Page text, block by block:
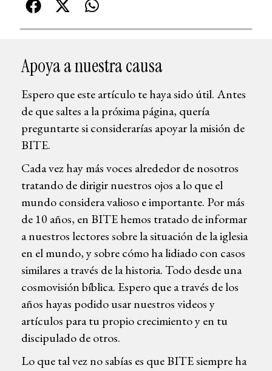
Apoya a nuestra causa
Espero que este artículo te haya sido útil. Antes
de que saltes a la próxima página, quería
preguntarte si considerarías apoyar la misión de
BITE.
Cada vez hay más voces alrededor de nosotros
tratando de dirigir nuestros ojos a lo que el
mundo considera valioso e importante. Por más
de 10 años, en BITE hemos tratado de informar
a nuestros lectores sobre la situación de la iglesia
en el mundo, y sobre cómo ha lidiado con casos
similares a través de la historia. Todo desde una
cosmovisión bíblica. Espero que a través de los
años hayas podido usar nuestros videos y
artículos para tu propio crecimiento y en tu
discipulado de otros.
Lo que tal vez no sabías es que BITE siempre ha